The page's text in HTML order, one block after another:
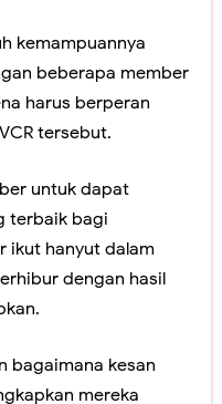
kemampuannya
beberapa member
harus berperan
tersebut.
untuk dapat
terbaik bagi
ikut hanyut dalam
dengan hasil
bagaimana kesan
mereka